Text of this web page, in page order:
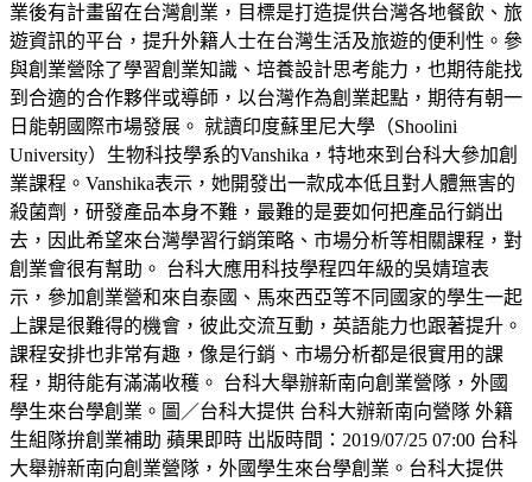
業後有計畫留在台灣創業，目標是打造提供台灣各地餐飲、旅
遊資訊的平台，提升外籍人士在台灣生活及旅遊的便利性。參
與創業營除了學習創業知識、培養設計思考能力，也期待能找
到合適的合作夥伴或導師，以台灣作為創業起點，期待有朝一
日能朝國際市場發展。 就讀印度蘇里尼大學（Shoolini
University）生物科技學系的Vanshika，特地來到台科大參加創
業課程。Vanshika表示，她開發出一款成本低且對人體無害的
殺菌劑，研發產品本身不難，最難的是要如何把產品行銷出
去，因此希望來台灣學習行銷策略、市場分析等相關課程，對
創業會很有幫助。 台科大應用科技學程四年級的吳婧瑄表
示，參加創業營和來自泰國、馬來西亞等不同國家的學生一起
上課是很難得的機會，彼此交流互動，英語能力也跟著提升。
課程安排也非常有趣，像是行銷、市場分析都是很實用的課
程，期待能有滿滿收穫。 台科大舉辦新南向創業營隊，外國
學生來台學創業。圖／台科大提供 台科大辦新南向營隊 外籍
生組隊拚創業補助 蘋果即時 出版時間：2019/07/25 07:00 台科
大舉辦新南向創業營隊，外國學生來台學創業。台科大提供